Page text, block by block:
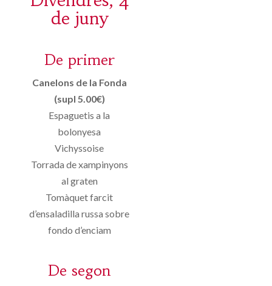
de juny
De primer
Canelons de la Fonda
(supl 5.00€)
Espaguetis a la
bolonyesa
Vichyssoise
Torrada de xampinyons
al graten
Tomàquet farcit
d’ensaladilla russa sobre
fondo d’enciam
De segon